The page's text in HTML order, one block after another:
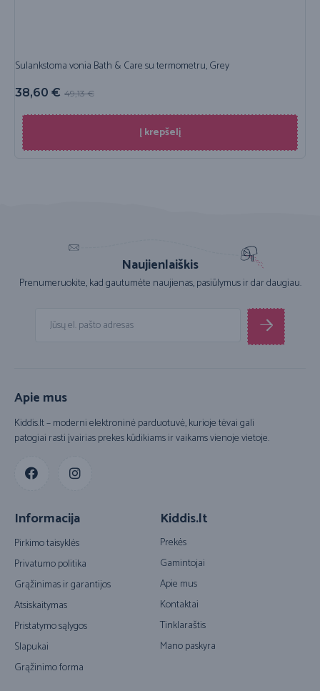
Sulankstoma vonia Bath & Care su termometru, Grey
49,13€
38,60 €
Į krepšelį
Naujienlaiškis
Prenumeruokite, kad gautumėte naujienas, pasiūlymus ir dar daugiau.
Apie mus
Kiddis.lt – moderni elektroninė parduotuvė, kurioje tėvai gali
patogiai rasti įvairias prekes kūdikiams ir vaikams vienoje vietoje.
Informacija
Pirkimo taisyklės
Privatumo politika
Grąžinimas ir garantijos
Atsiskaitymas
Pristatymo sąlygos
Slapukai
Grąžinimo forma
Kiddis.lt
Prekės
Gamintojai
Apie mus
Kontaktai
Tinklaraštis
Mano paskyra